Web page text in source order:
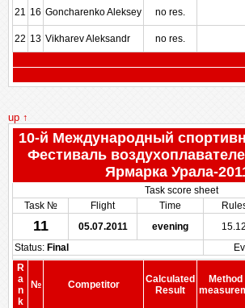
21 16 Goncharenko Aleksey no res.
22 13 Vikharev Aleksandr no res.
up ↑
10-й Международный
Фестиваль
Ярмарка Урала-
Task score sheet
Task №
Flight Time
11 05.07.2011 evening 15.12
Status: Final
R
a
n
k
№ Competitor
Calculated
Result
Method